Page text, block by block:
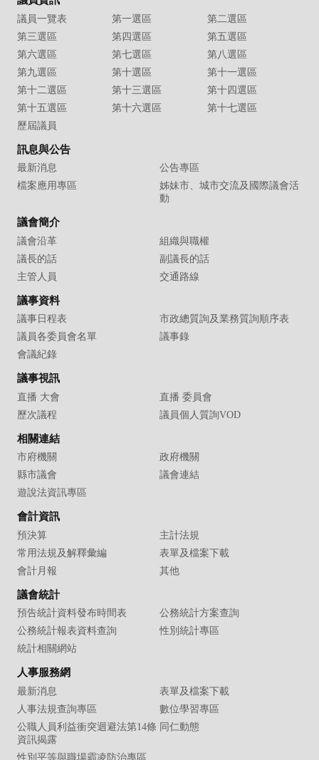
議員一覽表 第一選區
第二選區
第三選區
第四選區
第五選區
第六選區
第七選區
第八選區
第九選區
第十選區
第十一選區
第十二選區
第十三選區
第十四選區
第十五選區
第十六選區
第十七選區
歷屆議員
訊息與公告
最新消息
公告專區
檔案應用專區
姊妹市、城市交流及國際議會活
動
議會簡介
議會沿革
組織與職權
議長的話
副議長的話
主管人員
交通路線
議事資料
議事日程表
市政總質詢及業務質詢順序表
議員各委員會名單
議事錄
會議紀錄
議事視訊
直播 大會
直播 委員會
歷次議程
議員個人質詢VOD
相關連結
市府機關
政府機關
縣市議會
議會連結
遊說法資訊專區
會計資訊
預決算
主計法規
常用法規及解釋彙編
表單及檔案下載
會計月報
其他
議會統計
預告統計資料發布時間表
公務統計方案查詢
公務統計報表資料查詢
性別統計專區
統計相關網站
人事服務網
最新消息
表單及檔案下載
人事法規查詢專區
數位學習專區
公職人員利益衝突迴避法第14條
資訊揭露
同仁動態
性別平等與職場霸凌防治專區